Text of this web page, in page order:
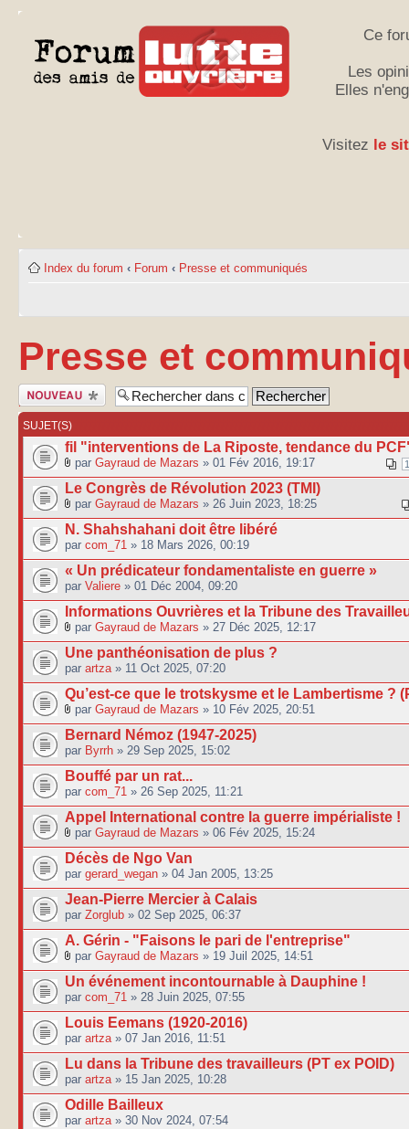
Ce
Les
Elles
Visitez le
Index du forum ‹ Forum ‹ Presse et communiqués
Presse et
Publier un
nouveau sujet
SUJET(S)
fil "interventions de La Riposte, tendance du
1
par Gayraud de Mazars » 01 Fév 2016, 19:17
Le Congrès de Révolution 2023 (TMI)
par Gayraud de Mazars » 26 Juin 2023, 18:25
N. Shahshahani doit être libéré
par com_71 » 18 Mars 2026, 00:19
« Un prédicateur fondamentaliste en guerre »
par Valiere » 01 Déc 2004, 09:20
Informations Ouvrières et la Tribune des
par Gayraud de Mazars » 27 Déc 2025, 12:17
Une panthéonisation de plus ?
par artza » 11 Oct 2025, 07:20
Qu’est-ce que le trotskysme et le Lambertisme ?
par Gayraud de Mazars » 10 Fév 2025, 20:51
Bernard Némoz (1947-2025)
par Byrrh » 29 Sep 2025, 15:02
Bouffé par un rat...
par com_71 » 26 Sep 2025, 11:21
Appel International contre la guerre impérialiste !
par Gayraud de Mazars » 06 Fév 2025, 15:24
Décès de Ngo Van
par gerard_wegan » 04 Jan 2005, 13:25
Jean-Pierre Mercier à Calais
par Zorglub » 02 Sep 2025, 06:37
A. Gérin - "Faisons le pari de l'entreprise"
par Gayraud de Mazars » 19 Juil 2025, 14:51
Un événement incontournable à Dauphine !
par com_71 » 28 Juin 2025, 07:55
Louis Eemans (1920-2016)
par artza » 07 Jan 2016, 11:51
Lu dans la Tribune des travailleurs (PT ex POID)
par artza » 15 Jan 2025, 10:28
Odille Bailleux
par artza » 30 Nov 2024, 07:54